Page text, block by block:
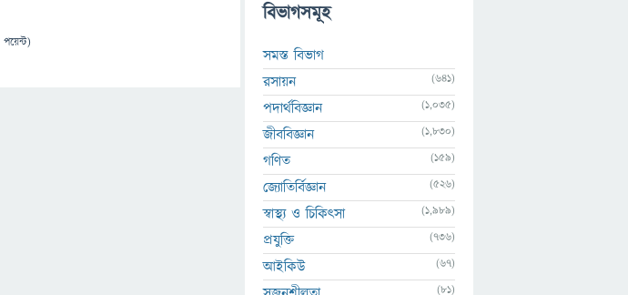
পয়েন্ট)
বিভাগসমূহ
সমস্ত বিভাগ
রসায়ন
(641)
পদার্থবিজ্ঞান (1,035)
জীববিজ্ঞান (1,830)
গণিত (159)
জ্যোতির্বিজ্ঞান (526)
স্বাস্থ্য ও চিকিৎসা (1,989)
প্রযুক্তি (736)
আইকিউ (67)
(81)